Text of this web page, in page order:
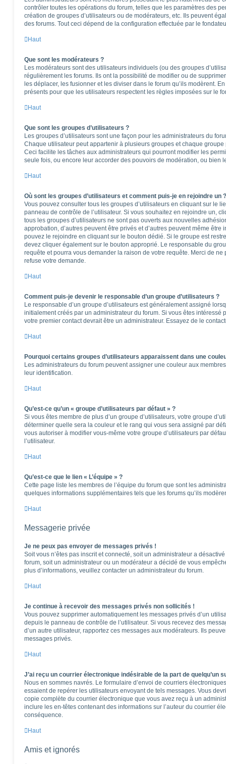
contrôler toutes les opérations du forum, telles que les paramètres des
création de groupes d’utilisateurs ou de modérateurs, etc. Ils peuvent
des forums. Tout ceci dépend de la configuration effectuée par le
Haut
Que sont les modérateurs ?
Les modérateurs sont des utilisateurs individuels (ou des groupes
régulièrement les forums. Ils ont la possibilité de modifier ou de
les déplacer, les fusionner et les diviser dans le forum qu’ils modèrent.
présents pour que les utilisateurs respectent les règles imposées sur le
Haut
Que sont les groupes d’utilisateurs ?
Les groupes d’utilisateurs sont une façon pour les administrateurs du
Chaque utilisateur peut appartenir à plusieurs groupes et chaque
Ceci facilite les tâches aux administrateurs qui pourront modifier les
seule fois, ou encore leur accorder des pouvoirs de modération, ou bien
Haut
Où sont les groupes d’utilisateurs et comment puis-je en rejoindre un ?
Vous pouvez consulter tous les groupes d’utilisateurs en cliquant sur le
panneau de contrôle de l’utilisateur. Si vous souhaitez en rejoindre un,
tous les groupes d’utilisateurs ne sont pas ouverts aux nouvelles
approbation, d’autres peuvent être privés et d’autres peuvent même
pouvez le rejoindre en cliquant sur le bouton dédié. Si le groupe est
devez cliquer également sur le bouton approprié. Le responsable du
requête et pourra vous demander la raison de votre requête. Merci de
refuse votre demande.
Haut
Comment puis-je devenir le responsable d’un groupe d’utilisateurs ?
Le responsable d’un groupe d’utilisateurs est généralement assigné
initialement créés par un administrateur du forum. Si vous êtes intéressé
votre premier contact devrait être un administrateur. Essayez de le
Haut
Pourquoi certains groupes d’utilisateurs apparaissent dans une
Les administrateurs du forum peuvent assigner une couleur aux
leur identification.
Haut
Qu’est-ce qu’un « groupe d’utilisateurs par défaut » ?
Si vous êtes membre de plus d’un groupe d’utilisateurs, votre groupe
déterminer quelle sera la couleur et le rang qui vous sera assigné par
vous autoriser à modifier vous-même votre groupe d’utilisateurs par
l’utilisateur.
Haut
Qu’est-ce que le lien « L’équipe » ?
Cette page liste les membres de l’équipe du forum que sont les
quelques informations supplémentaires tels que les forums qu’ils
Haut
Messagerie privée
Je ne peux pas envoyer de messages privés !
Soit vous n’êtes pas inscrit et connecté, soit un administrateur a
forum, soit un administrateur ou un modérateur a décidé de vous
plus d’informations, veuillez contacter un administrateur du forum.
Haut
Je continue à recevoir des messages privés non sollicités !
Vous pouvez supprimer automatiquement les messages privés d’un
depuis le panneau de contrôle de l’utilisateur. Si vous recevez des
d’un autre utilisateur, rapportez ces messages aux modérateurs. Ils
messages privés.
Haut
J’ai reçu un courrier électronique indésirable de la part de quelqu’un
Nous en sommes navrés. Le formulaire d’envoi de courriers
essaient de repérer les utilisateurs envoyant de tels messages. Vous
copie complète du courrier électronique que vous avez reçu à un
inclure les en-têtes contenant des informations sur l’auteur du courrier
conséquence.
Haut
Amis et ignorés